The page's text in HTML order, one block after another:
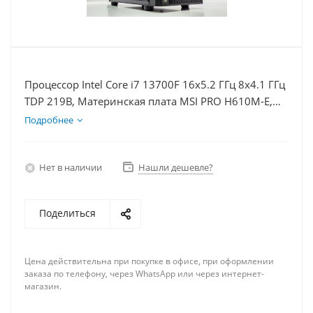
Процессор Intel Core i7 13700F 16x5.2 ГГц 8x4.1 ГГц
TDP 219В, Материнская плата MSI PRO H610M-E,
Видеокарта RTX 4080S 16Гб, Память DDR4 8Gb,
Подробнее
Нет в наличии Нашли дешевле?
Поделиться
Цена действительна при покупке в офисе, при оформлении
заказа по телефону, через WhatsApp или через интернет-
магазин.